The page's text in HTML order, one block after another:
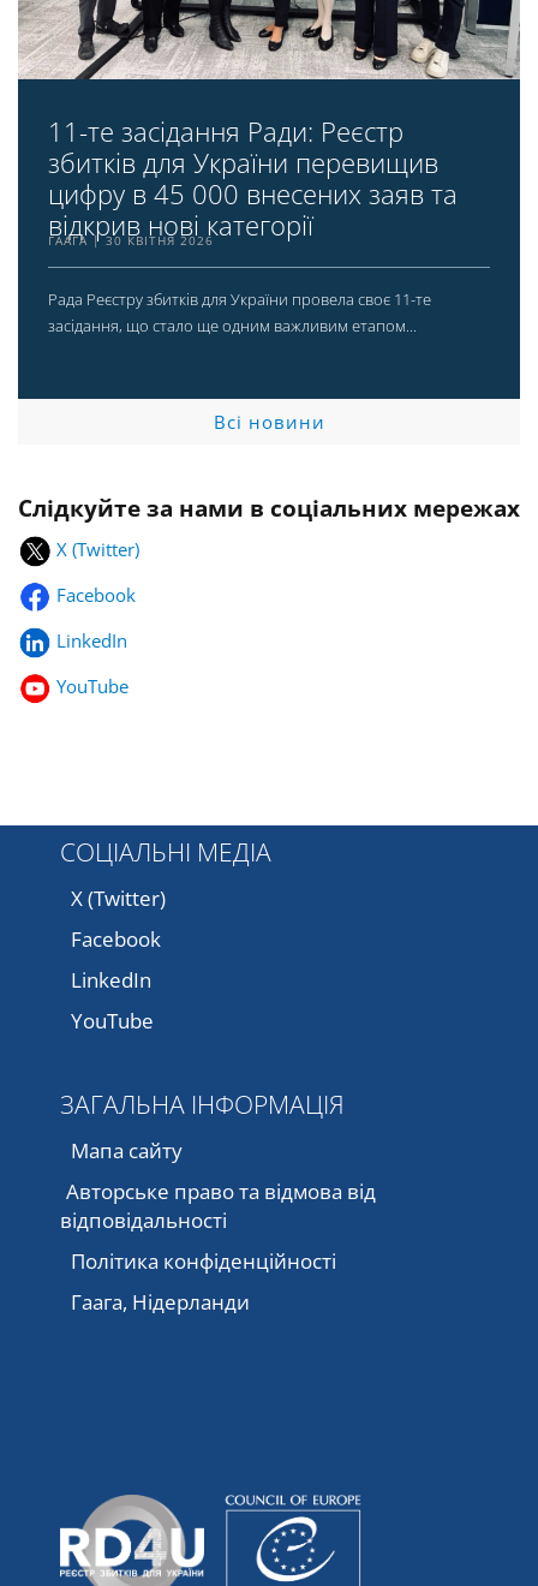
11-те засідання Ради: Реєстр
збитків для України перевищив
цифру в 45 000 внесених заяв та
відкрив нові категорії
ГААГА 30 КВІТНЯ 2026
Рада Реєстру збитків для України провела своє 11-те
засідання, що стало ще одним важливим етапом...
Всі новини
Слідкуйте за нами в соціальних мережах
X (Twitter)
Facebook
LinkedIn
YouTube
СОЦІАЛЬНІ МЕДІА
X (Twitter)
Facebook
LinkedIn
YouTube
ЗАГАЛЬНА ІНФОРМАЦІЯ
Мапа сайту
Авторське право та відмова від
відповідальності
Політика конфіденційності
Гаага, Нідерланди